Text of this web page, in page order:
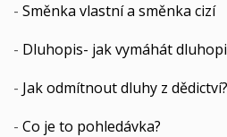
- Směnka vlastní a směnka cizí
- Dluhopis- jak vymáhát
- Jak odmítnout dluhy z dědictví?
- Co je to pohledávka?